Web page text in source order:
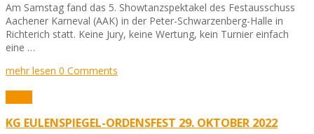
Am Samstag fand das 5. Showtanzspektakel des Festausschuss
Aachener Karneval (AAK) in der Peter-Schwarzenberg-Halle in
Richterich statt. Keine Jury, keine Wertung, kein Turnier einfach
eine …
mehr lesen 0 Comments
KG EULENSPIEGEL-ORDENSFEST 29. OKTOBER 2022